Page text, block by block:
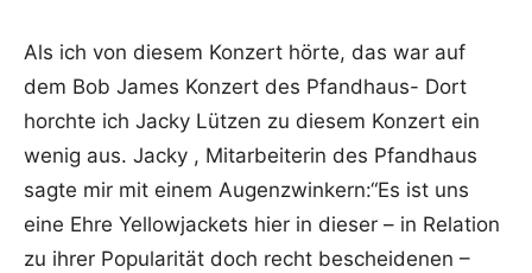
Als ich von diesem Konzert hörte, das war auf
dem Bob James Konzert des Pfandhaus- Dort
horchte ich Jacky Lützen zu diesem Konzert ein
wenig aus. Jacky , Mitarbeiterin des Pfandhaus
sagte mir mit einem Augenzwinkern:“Es ist uns
eine Ehre Yellowjackets hier in dieser – in Relation
zu ihrer Popularität doch recht bescheidenen –